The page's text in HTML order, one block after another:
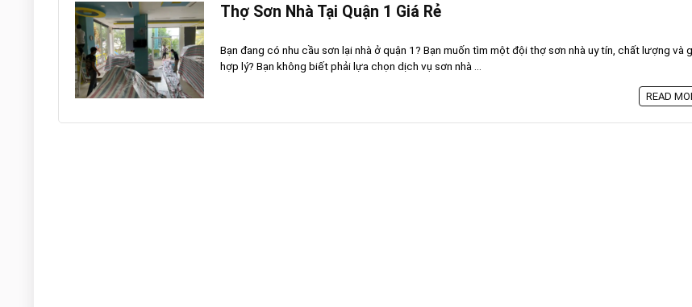
Thợ Sơn Nhà Tại Quận 1 Giá Rẻ
Bạn đang có nhu cầu sơn lại nhà ở quận 1? Bạn muốn tìm một đội thợ sơn nhà uy tín, chất lượng và
hợp lý? Bạn không biết phải lựa chọn dịch vụ sơn nhà ...
READ